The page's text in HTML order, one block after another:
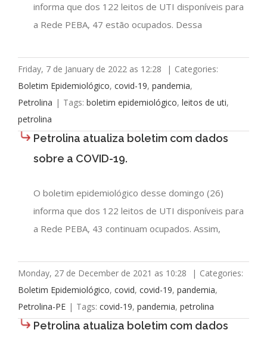
informa que dos 122 leitos de UTI disponíveis para
a Rede PEBA, 47 estão ocupados. Dessa
Friday, 7 de January de 2022 as 12:28 | Categories:
Boletim Epidemiológico, covid-19, pandemia,
Petrolina | Tags: boletim epidemiológico, leitos de uti,
petrolina
Petrolina atualiza boletim com dados
sobre a COVID-19.
O boletim epidemiológico desse domingo (26)
informa que dos 122 leitos de UTI disponíveis para
a Rede PEBA, 43 continuam ocupados. Assim,
Monday, 27 de December de 2021 as 10:28 | Categories:
Boletim Epidemiológico, covid, covid-19, pandemia,
Petrolina-PE | Tags: covid-19, pandemia, petrolina
Petrolina atualiza boletim com dados